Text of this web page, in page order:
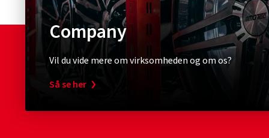
Company
Vil du vide mere om virksomheden og om os?
Så se her